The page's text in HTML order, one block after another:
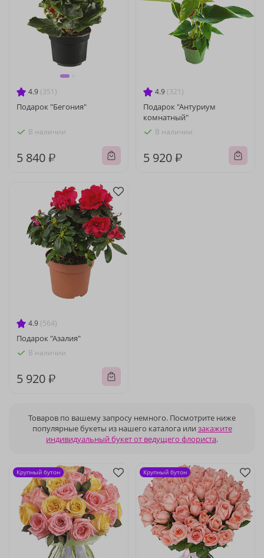
4.9 (351)
Подарок "Бегония"
В наличии
5 840 ₽
4.9 (321)
Подарок "Антуриум
комнатный"
В наличии
5 920 ₽
4.9 (564)
Подарок "Азалия"
В наличии
5 920 ₽
Товаров по вашему запросу немного. Посмотрите ниже
популярные букеты из нашего каталога или закажите
индивидуальный букет от ведущего флориста.
Крупный бутон Крупный бутон